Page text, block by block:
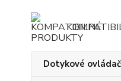
Dotykové